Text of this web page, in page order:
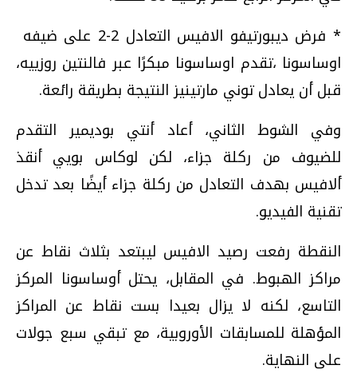
* فرض ديبورتيفو ​الافيس​ التعادل 2-2 على ضيفه ​
اوساسونا​ ،تقدم اوساسونا مبكرًا عبر فالنتين روزييه،
قبل أن يعادل توني مارتينيز النتيجة بطريقة رائعة.
وفي الشوط الثاني، أعاد أنتي بوديمير التقدم
للضيوف من ركلة جزاء، لكن لوكاس بويي أنقذ
ألافيس بهدف التعادل من ركلة جزاء أيضًا بعد تدخل
تقنية الفيديو.
النقطة رفعت رصيد الافيس ليبتعد بثلاث نقاط عن
مراكز الهبوط. في المقابل، يحتل أوساسونا المركز
التاسع، لكنه لا يزال بعيدا بست نقاط عن المراكز
المؤهلة للمسابقات الأوروبية، مع تبقي سبع جولات
على النهاية.